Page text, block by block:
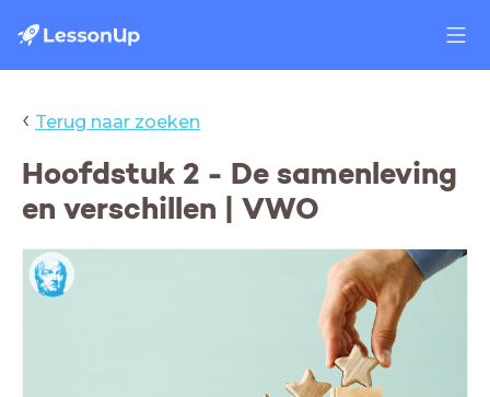
‹ Terug naar zoeken
Hoofdstuk 2 - De samenleving
en verschillen | VWO